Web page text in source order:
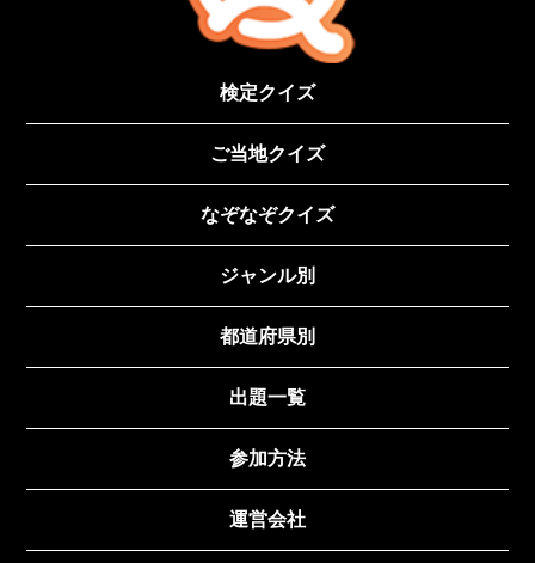
検定クイズ
ご当地クイズ
なぞなぞクイズ
ジャンル別
都道府県別
出題一覧
参加方法
運営会社